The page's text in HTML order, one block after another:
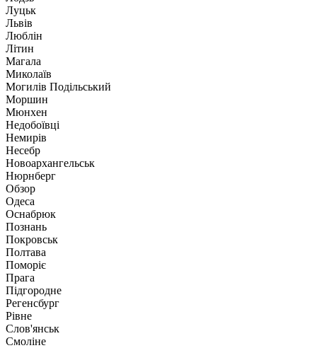
Луцьк
Львів
Люблін
Літин
Магала
Миколаїв
Могилів Подільський
Моршин
Мюнхен
Недобоївці
Немирів
Несебр
Новоархангельськ
Нюрнберг
Обзор
Одеса
Оснабрюк
Познань
Покровськ
Полтава
Поморіє
Прага
Підгородне
Регенсбург
Рівне
Слов'янськ
Смоліне